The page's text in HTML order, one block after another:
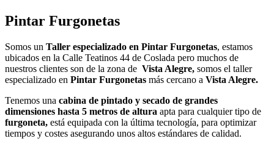
Pintar Furgonetas
Somos un Taller especializado en Pintar Furgonetas, estamos
ubicados en la Calle Teatinos 44 de Coslada pero muchos de
nuestros clientes son de la zona de Vista Alegre, somos el taller
especializado en Pintar Furgonetas más cercano a Vista Alegre.
Tenemos una cabina de pintado y secado de grandes
dimensiones hasta 5 metros de altura apta para cualquier tipo de
furgoneta, está equipada con la última tecnología, para optimizar
tiempos y costes asegurando unos altos estándares de calidad.